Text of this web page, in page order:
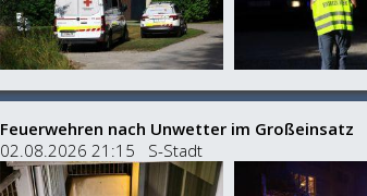
Feuerwehren nach Unwetter im Großeinsatz
02.08.2026 21:15 S-Stadt